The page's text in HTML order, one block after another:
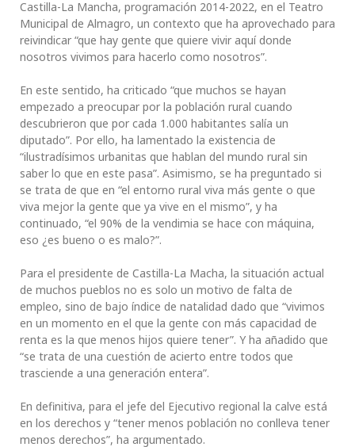
Castilla-La Mancha, programación 2014-2022, en el Teatro
Municipal de Almagro, un contexto que ha aprovechado para
reivindicar “que hay gente que quiere vivir aquí donde
nosotros vivimos para hacerlo como nosotros”.
En este sentido, ha criticado “que muchos se hayan
empezado a preocupar por la población rural cuando
descubrieron que por cada 1.000 habitantes salía un
diputado”. Por ello, ha lamentado la existencia de
“ilustradísimos urbanitas que hablan del mundo rural sin
saber lo que en este pasa”. Asimismo, se ha preguntado si
se trata de que en “el entorno rural viva más gente o que
viva mejor la gente que ya vive en el mismo”, y ha
continuado, “el 90% de la vendimia se hace con máquina,
eso ¿es bueno o es malo?”.
Para el presidente de Castilla-La Macha, la situación actual
de muchos pueblos no es solo un motivo de falta de
empleo, sino de bajo índice de natalidad dado que “vivimos
en un momento en el que la gente con más capacidad de
renta es la que menos hijos quiere tener”. Y ha añadido que
“se trata de una cuestión de acierto entre todos que
trasciende a una generación entera”.
En definitiva, para el jefe del Ejecutivo regional la calve está
en los derechos y “tener menos población no conlleva tener
menos derechos”, ha argumentado.